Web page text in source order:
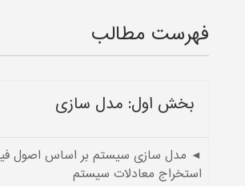
فهرست مطالب
بخش اول: مدل سازی
◄ مدل سازی سیستم بر اساس اصول
استخراج معادلات سیستم